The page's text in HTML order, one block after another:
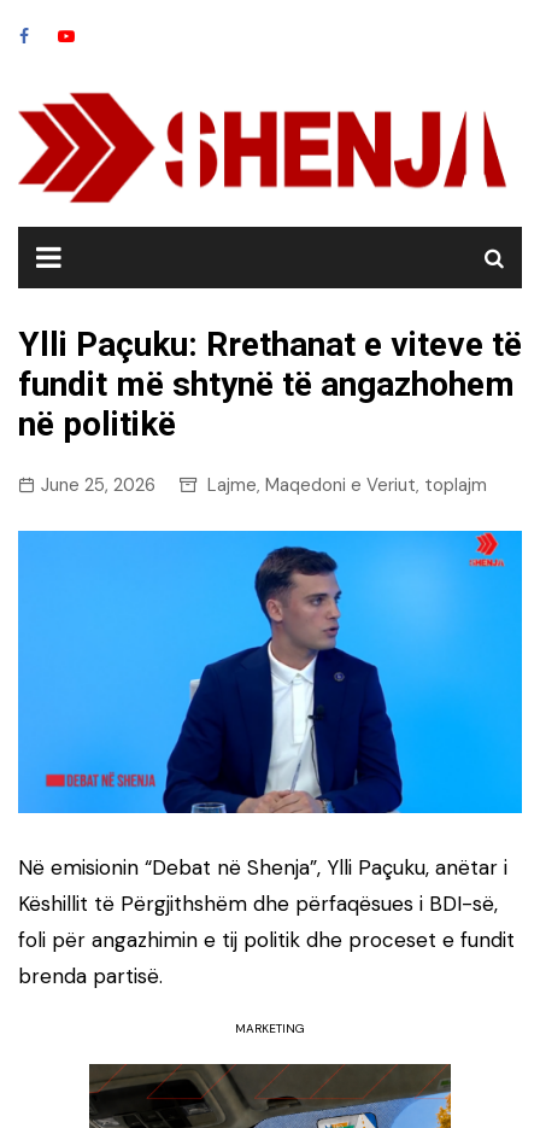
Ylli Paçuku: Rrethanat e viteve të
fundit më shtynë të angazhohem
në politikë
June 25, 2026 Lajme, Maqedoni e Veriut, toplajm
Në emisionin “Debat në Shenja”, Ylli Paçuku, anëtar i
Këshillit të Përgjithshëm dhe përfaqësues i BDI-së,
foli për angazhimin e tij politik dhe proceset e fundit
brenda partisë.
MARKETING